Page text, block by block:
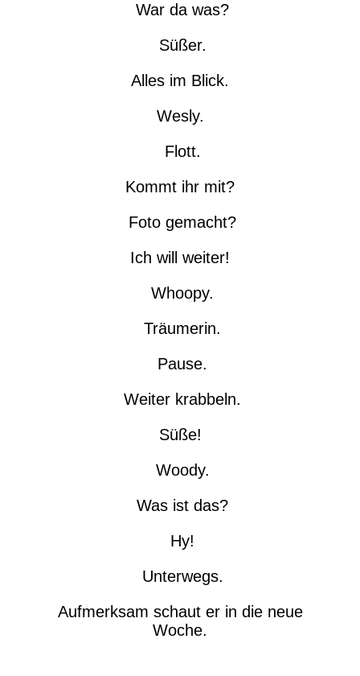
War da was?
Süßer.
Alles im Blick.
Wesly.
Flott.
Kommt ihr mit?
Foto gemacht?
Ich will weiter!
Whoopy.
Träumerin.
Pause.
Weiter krabbeln.
Süße!
Woody.
Was ist das?
Hy!
Unterwegs.
Aufmerksam schaut er in die neue
Woche.